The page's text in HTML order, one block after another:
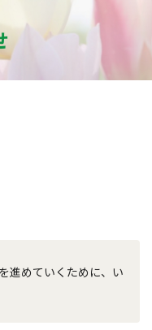
進めていくために、い